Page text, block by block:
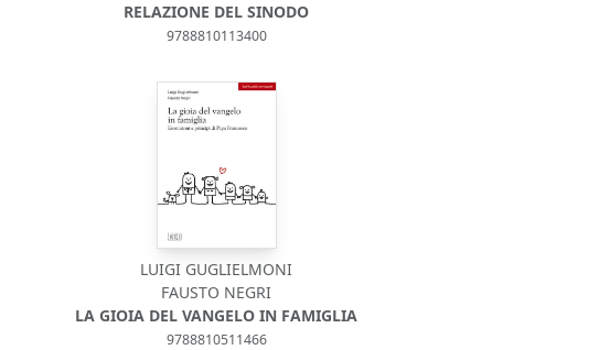
RELAZIONE DEL SINODO
9788810113400
LUIGI GUGLIELMONI
FAUSTO NEGRI
LA GIOIA DEL VANGELO IN FAMIGLIA
9788810511466